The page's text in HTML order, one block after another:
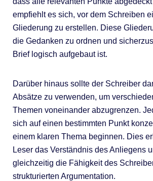
empfiehlt es sich, vor dem Schreiben
Gliederung zu erstellen. Diese
die Gedanken zu ordnen und
Brief logisch aufgebaut ist.
Darüber hinaus sollte der Schreiber
Absätze zu verwenden, um
Themen voneinander abzugrenzen.
sich auf einen bestimmten Punkt
einem klaren Thema beginnen. Dies
Leser das Verständnis des Anliegens
gleichzeitig die Fähigkeit des
strukturierten Argumentation.